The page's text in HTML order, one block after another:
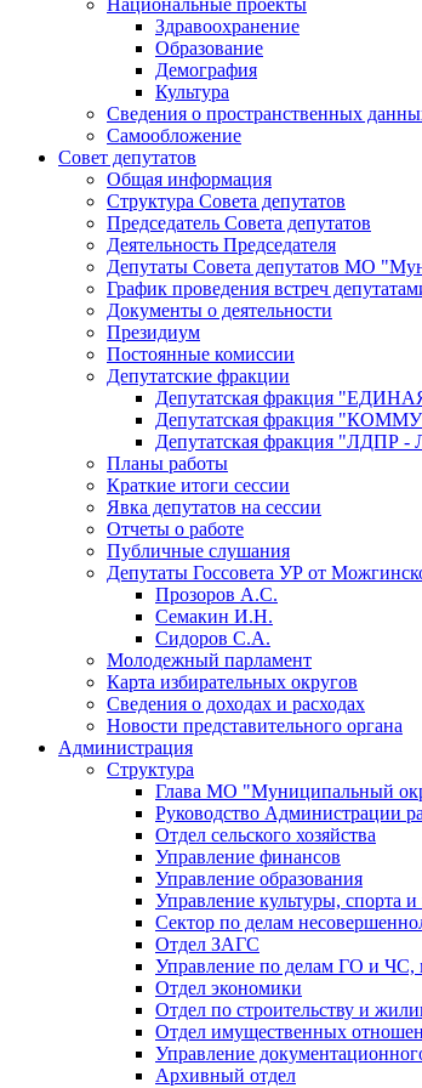
Здравоохранение
Образование
Демография
Культура
Сведения о пространственных
Самообложение
Совет депутатов
Общая информация
Структура Совета депутатов
Председатель Совета депутатов
Деятельность Председателя
Депутаты Совета депутатов МО
График проведения встреч
Документы о деятельности
Президиум
Постоянные комиссии
Депутатские фракции
Депутатская фракция
Депутатская фракция
Депутатская фракция "ЛДПР -
Планы работы
Краткие итоги сессии
Явка депутатов на сессии
Отчеты о работе
Публичные слушания
Депутаты Госсовета УР от
Прозоров А.С.
Семакин И.Н.
Сидоров С.А.
Молодежный парламент
Карта избирательных округов
Сведения о доходах и расходах
Новости представительного органа
Администрация
Структура
Глава МО "Муниципальный
Руководство Администрации
Отдел сельского хозяйства
Управление финансов
Управление образования
Управление культуры, спорта
Сектор по делам
Отдел ЗАГС
Управление по делам ГО и ЧС,
Отдел экономики
Отдел по строительству и
Отдел имущественных
Управление
Архивный отдел